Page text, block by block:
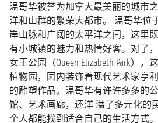
温哥华被誉为加拿大最美丽的城市
洋和山群的繁荣大都市。 温哥华位
岸山脉和广阔的太平洋之间，这里
有小城镇的魅力和热情好客。对了
女王公园（Queen Elizabeth Park），
植物园，园内装饰着现代艺术家亨利-
的雕塑作品。温哥华有许许多多的
馆、艺术画廊，还洋 溢了多元化的
个人都能找到适合自己的生活方式。